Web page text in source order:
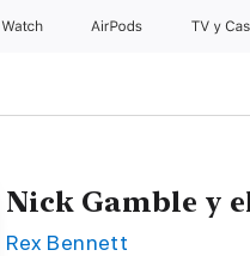
Watch AirPods TV &
Nick Gamble y
Rex Bennett